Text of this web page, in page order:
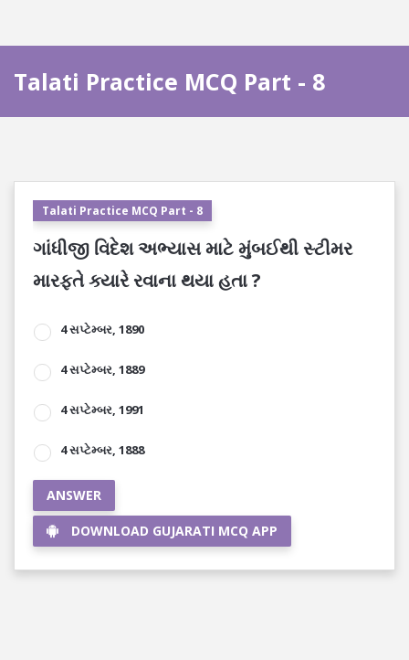
Talati Practice MCQ Part - 8
Talati Practice MCQ Part - 8
ગાંધીજી વિદેશ અભ્યાસ માટે મુંબઈથી સ્ટીમર
મારફતે ક્યારે રવાના થયા હતા ?
4 સપ્ટેમ્બર, 1890
4 સપ્ટેમ્બર, 1889
4 સપ્ટેમ્બર, 1991
4 સપ્ટેમ્બર, 1888
ANSWER
DOWNLOAD GUJARATI MCQ APP